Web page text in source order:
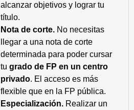
alcanzar objetivos y lograr tu
título.
Nota de corte. No necesitas
llegar a una nota de corte
determinada para poder cursar
tu grado de FP en un centro
privado. El acceso es más
flexible que en la FP pública.
Especialización. Realizar un